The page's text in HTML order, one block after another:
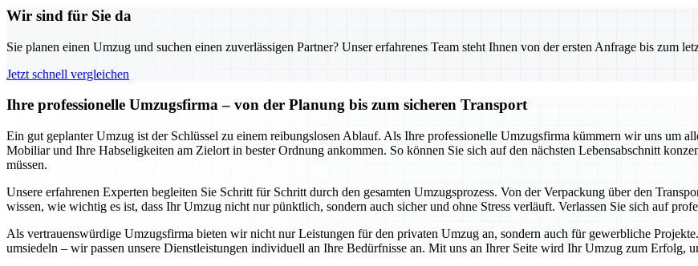
Wir sind für Sie da
Sie planen einen Umzug und suchen einen zuverlässigen Partner? Unser erfahrenes Team steht Ihnen von der ersten Anfrage bis zum
Jetzt schnell vergleichen
Ihre professionelle Umzugsfirma – von der Planung bis zum sicheren Transport
Ein gut geplanter Umzug ist der Schlüssel zu einem reibungslosen Ablauf. Als Ihre professionelle Umzugsfirma kümmern wir uns um
Mobiliar und Ihre Habseligkeiten am Zielort in bester Ordnung ankommen. So können Sie sich auf den nächsten Lebensabschnitt
müssen.
Unsere erfahrenen Experten begleiten Sie Schritt für Schritt durch den gesamten Umzugsprozess. Von der Verpackung über den
wissen, wie wichtig es ist, dass Ihr Umzug nicht nur pünktlich, sondern auch sicher und ohne Stress verläuft. Verlassen Sie sich auf
Als vertrauenswürdige Umzugsfirma bieten wir nicht nur Leistungen für den privaten Umzug an, sondern auch für gewerbliche
umsiedeln – wir passen unsere Dienstleistungen individuell an Ihre Bedürfnisse an. Mit uns an Ihrer Seite wird Ihr Umzug zum Erfolg,